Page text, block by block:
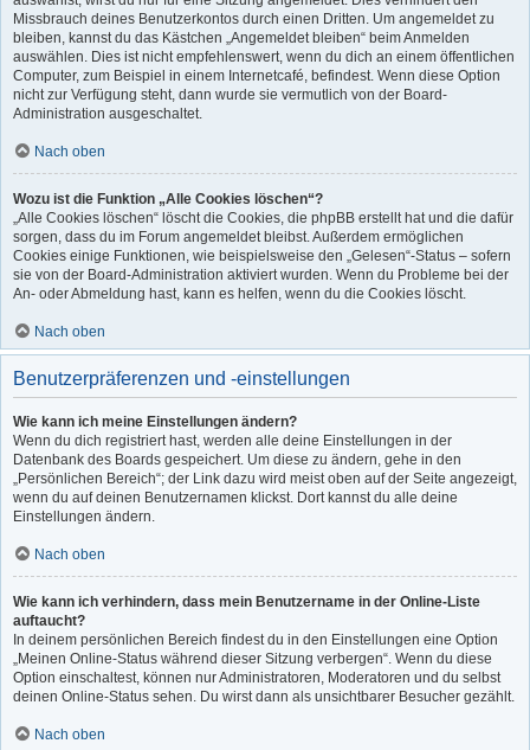
Missbrauch deines Benutzerkontos durch einen Dritten. Um angemeldet zu
bleiben, kannst du das Kästchen „Angemeldet bleiben“ beim Anmelden
auswählen. Dies ist nicht empfehlenswert, wenn du dich an einem öffentlichen
Computer, zum Beispiel in einem Internetcafé, befindest. Wenn diese Option
nicht zur Verfügung steht, dann wurde sie vermutlich von der Board-
Administration ausgeschaltet.
Nach oben
Wozu ist die Funktion „Alle Cookies löschen“?
„Alle Cookies löschen“ löscht die Cookies, die phpBB erstellt hat und die dafür
sorgen, dass du im Forum angemeldet bleibst. Außerdem ermöglichen
Cookies einige Funktionen, wie beispielsweise den „Gelesen“-Status – sofern
sie von der Board-Administration aktiviert wurden. Wenn du Probleme bei der
An- oder Abmeldung hast, kann es helfen, wenn du die Cookies löscht.
Nach oben
Benutzerpräferenzen und -einstellungen
Wie kann ich meine Einstellungen ändern?
Wenn du dich registriert hast, werden alle deine Einstellungen in der
Datenbank des Boards gespeichert. Um diese zu ändern, gehe in den
„Persönlichen Bereich“; der Link dazu wird meist oben auf der Seite angezeigt,
wenn du auf deinen Benutzernamen klickst. Dort kannst du alle deine
Einstellungen ändern.
Nach oben
Wie kann ich verhindern, dass mein Benutzername in der Online-Liste
auftaucht?
In deinem persönlichen Bereich findest du in den Einstellungen eine Option
„Meinen Online-Status während dieser Sitzung verbergen“. Wenn du diese
Option einschaltest, können nur Administratoren, Moderatoren und du selbst
deinen Online-Status sehen. Du wirst dann als unsichtbarer Besucher gezählt.
Nach oben